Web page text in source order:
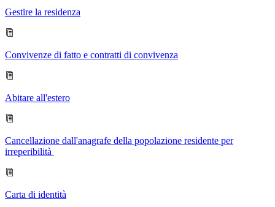
Gestire la residenza
Convivenze di fatto e contratti di convivenza
Abitare all'estero
Cancellazione dall'anagrafe della popolazione residente per
irreperibilità
Carta di identità